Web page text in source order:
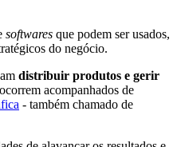
softwares que podem ser usados,
do negócio.
distribuir produtos e gerir
acompanhados de
- também chamado de